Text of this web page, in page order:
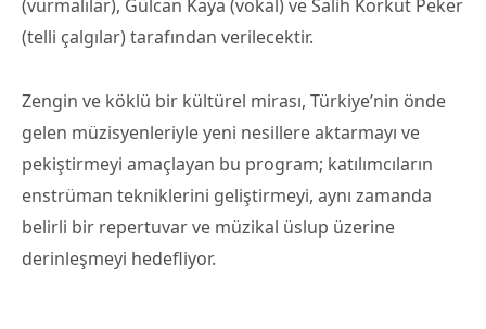
(vurmalılar), Gülcan Kaya (vokal) ve Salih Korkut Peker
(telli çalgılar) tarafından verilecektir.
Zengin ve köklü bir kültürel mirası, Türkiye’nin önde
gelen müzisyenleriyle yeni nesillere aktarmayı ve
pekiştirmeyi amaçlayan bu program; katılımcıların
enstrüman tekniklerini geliştirmeyi, aynı zamanda
belirli bir repertuvar ve müzikal üslup üzerine
derinleşmeyi hedefliyor.